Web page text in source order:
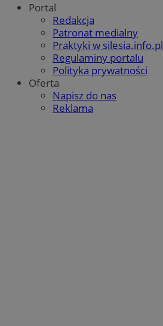
Portal
Redakcja
Patronat medialny
Praktyki w silesia.info.pl
Regulaminy portalu
Polityka prywatności
Oferta
Napisz do nas
Reklama